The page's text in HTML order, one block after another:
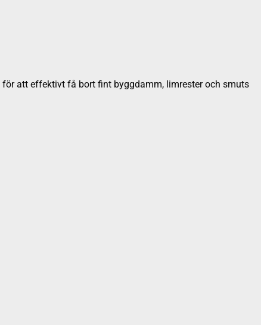
att effektivt få bort fint byggdamm, limrester och smuts